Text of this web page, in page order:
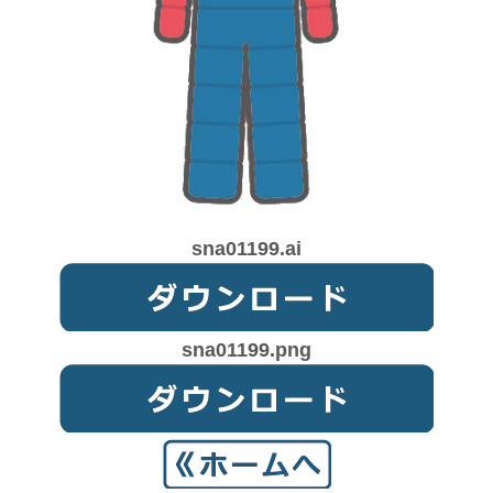
sna01199.ai
sna01199.png